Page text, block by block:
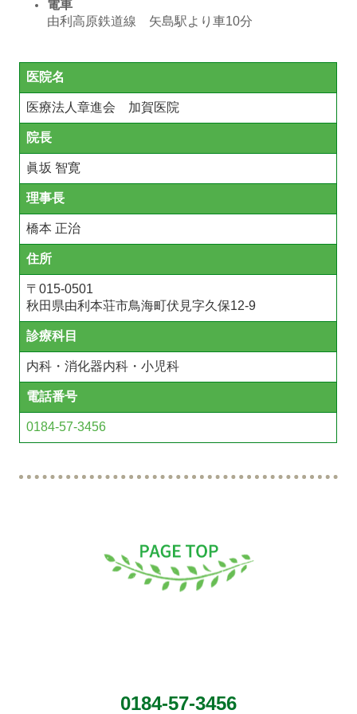
電車
由利高原鉄道線 矢島駅より車10分
医院名
医療法人章進会 加賀医院
院長
眞坂 智寛
理事長
橋本 正治
住所
〒015-0501
秋田県由利本荘市鳥海町伏見字久保12-9
診療科目
内科・消化器内科・小児科
電話番号
0184-57-3456
0184-57-3456